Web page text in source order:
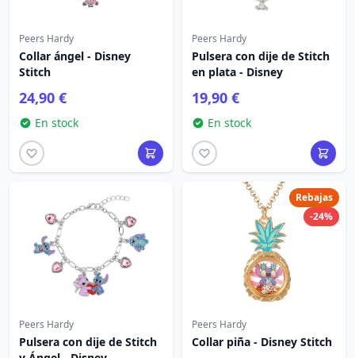
Peers Hardy
Collar ángel - Disney
Stitch
24,90 €
En stock
Peers Hardy
Pulsera con dije de Stitch
en plata - Disney
19,90 €
En stock
Peers Hardy
Pulsera con dije de Stitch
Rebajas
-24%
Peers Hardy
Collar piña - Disney Stitch